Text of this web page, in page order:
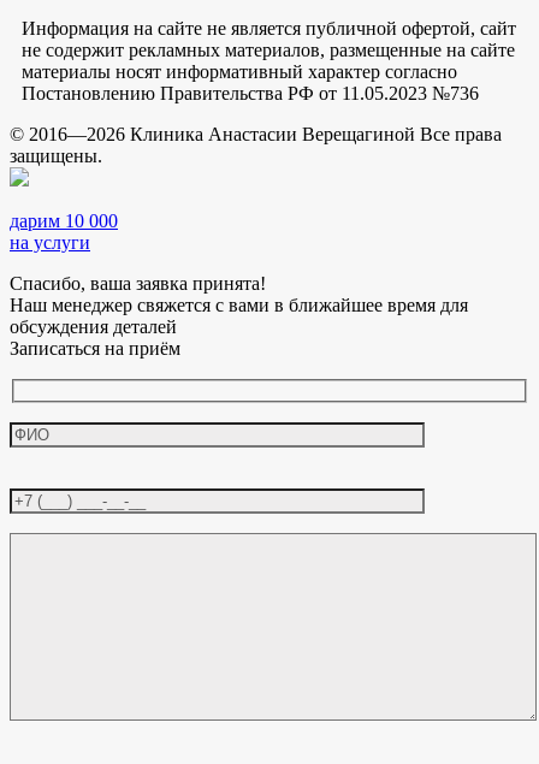
Информация на сайте не является публичной офертой, сайт
не содержит рекламных материалов, размещенные на сайте
материалы носят информативный характер согласно
Постановлению Правительства РФ от 11.05.2023 №736
© 2016—2026 Клиника Анастасии Верещагиной Все права
защищены.
дарим 10 000
на услуги
Спасибо, ваша заявка принята!
Наш менеджер свяжется с вами в ближайшее время для
обсуждения деталей
Записаться на приём